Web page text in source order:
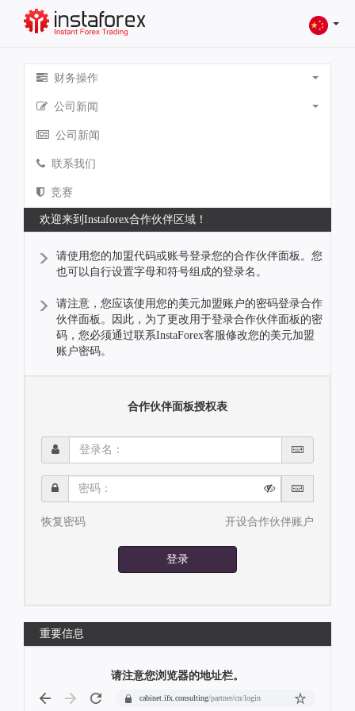
财务操作
公司新闻
公司新闻
联系我们
竞赛
欢迎来到Instaforex合作伙伴区域！
请使用您的加盟代码或账号登录您的合作伙伴面板。您
也可以自行设置字母和符号组成的登录名。
请注意，您应该使用您的美元加盟账户的密码登录合作
伙伴面板。因此，为了更改用于登录合作伙伴面板的密
码，您必须通过联系InstaForex客服修改您的美元加盟
账户密码。
合作伙伴面板授权表
录
名：
码：
恢复密码
开设合作伙伴账户
登录
重要信息
请注意您浏览器的地址栏。
cabinet.ifx.consulting/partner/cn/login